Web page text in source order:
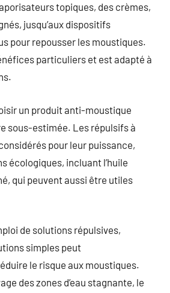
topiques, des crèmes,
jusqu’aux dispositifs
pour repousser les moustiques.
particuliers et est adapté à
un produit anti-moustique
sous-estimée. Les répulsifs à
pour leur puissance,
écologiques, incluant l’huile
qui peuvent aussi être utiles
de solutions répulsives,
simples peut
le risque aux moustiques.
des zones d’eau stagnante, le